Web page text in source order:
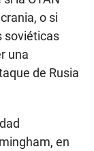
o si
soviéticas
una
de Rusia
en